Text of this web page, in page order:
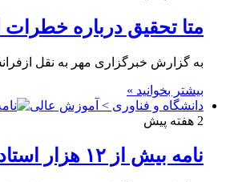
متا تحقیق درباره خطرات
به گزارش خبرگزاری مهر به نقل ازفرانس ۲۴، این درحالی است که ویژگی هایی مانند پخش خودکار،
بیشتر بخوانید »
دانشگاه و فناوری > آموزش عالی
2 هفته پیش
نامه بیش از ۱۲ هزار استاد دانشگاه به ملت بزرگ ایران